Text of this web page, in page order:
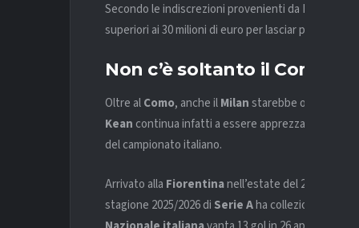
Secondo le indiscrezioni provenienti da Firenze,
superiori ai 30 milioni di euro per lasciar partire il
Non c’è soltanto il Como
Oltre alComo, anche ilMilanstarebbe
Kean continua infatti a essere apprezzato per
del campionato italiano.
Arrivato alla Fiorentinanell’estate del 2024,
stagione 2025/2026 di Serie Aha collezionato 26